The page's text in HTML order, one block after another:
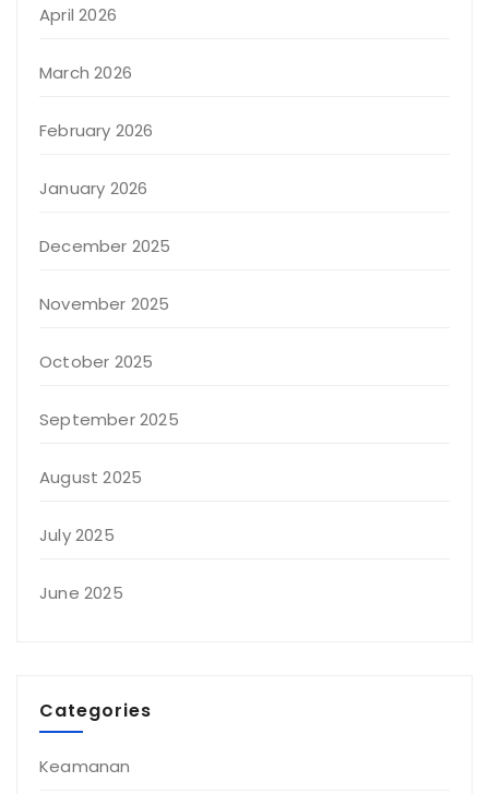
April 2026
March 2026
February 2026
January 2026
December 2025
November 2025
October 2025
September 2025
August 2025
July 2025
June 2025
Categories
Keamanan